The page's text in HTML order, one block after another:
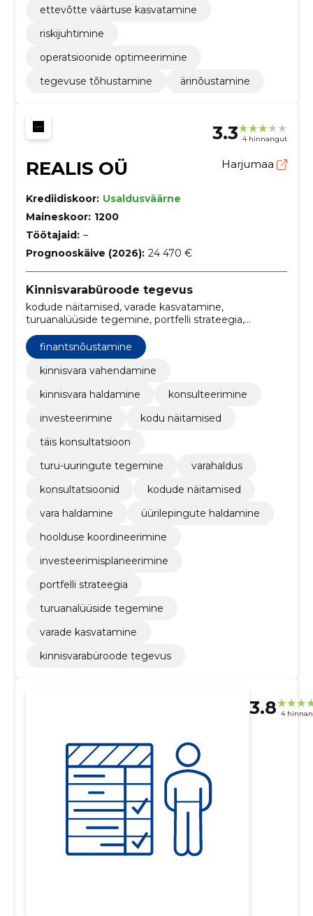
ettevõtte väärtuse kasvatamine
riskijuhtimine
operatsioonide optimeerimine
tegevuse tõhustamine
ärinõustamine
3.3 4 hinnangut
REALIS OÜ Harjumaa
Krediidiskoor: Usaldusväärne
Maineskoor: 1200
Töötajaid: –
Prognooskäive (2026): 24 470 €
Kinnisvarabüroode tegevus
kodude näitamised, varade kasvatamine,
turuanalüüside tegemine, portfelli strateegia,
investeerimisplaneerimine, hoolduse
koordineerimine, Üürilepingute haldamine, vara
haldamine, finantsnõustamine, kinnisvara
vahendamine
finantsnõustamine
kinnisvara vahendamine
kinnisvara haldamine
konsulteerimine
investeerimine
kodu näitamised
täis konsultatsioon
turu-uuringute tegemine
varahaldus
konsultatsioonid
kodude näitamised
vara haldamine
üürilepingute haldamine
hoolduse koordineerimine
investeerimisplaneerimine
portfelli strateegia
turuanalüüside tegemine
varade kasvatamine
kinnisvarabüroode tegevus
3.8 4